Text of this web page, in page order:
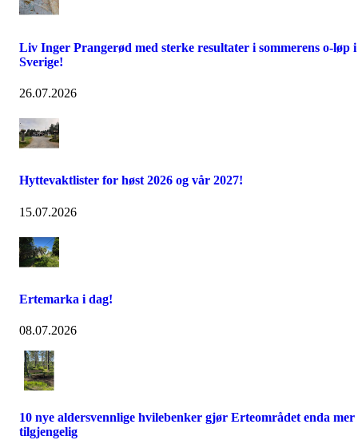
Liv Inger Prangerød med sterke resultater i sommerens o-løp i
Sverige!
26.07.2026
Hyttevaktlister for høst 2026 og vår 2027!
15.07.2026
Ertemarka i dag!
08.07.2026
10 nye aldersvennlige hvilebenker gjør Erteområdet enda mer
tilgjengelig